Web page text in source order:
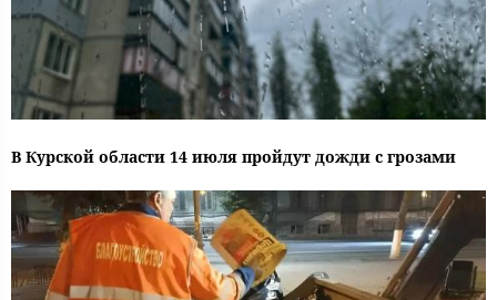
В Курской области 14 июля пройдут дожди с грозами